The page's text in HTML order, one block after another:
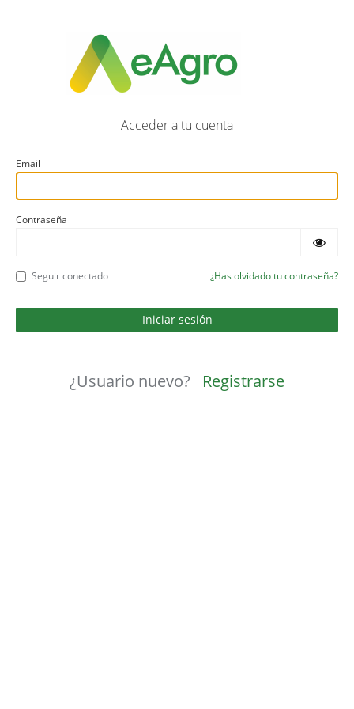
Acceder a tu cuenta
Email
Contraseña
Seguir conectado ¿Has olvidado tu contraseña?
¿Usuario nuevo? Registrarse